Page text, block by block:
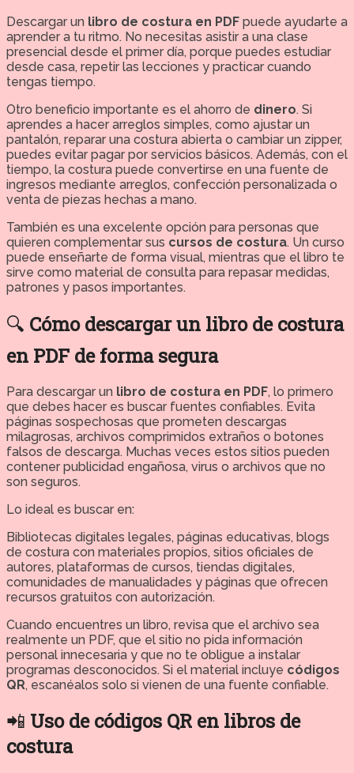
Descargar un libro de costura en PDF puede ayudarte a
aprender a tu ritmo. No necesitas asistir a una clase
presencial desde el primer día, porque puedes estudiar
desde casa, repetir las lecciones y practicar cuando
tengas tiempo.
Otro beneficio importante es el ahorro de dinero. Si
aprendes a hacer arreglos simples, como ajustar un
pantalón, reparar una costura abierta o cambiar un zipper,
puedes evitar pagar por servicios básicos. Además, con el
tiempo, la costura puede convertirse en una fuente de
ingresos mediante arreglos, confección personalizada o
venta de piezas hechas a mano.
También es una excelente opción para personas que
quieren complementar sus cursos de costura. Un curso
puede enseñarte de forma visual, mientras que el libro te
sirve como material de consulta para repasar medidas,
patrones y pasos importantes.
🔍 Cómo descargar un libro de costura
en PDF de forma segura
Para descargar un libro de costura en PDF, lo primero
que debes hacer es buscar fuentes confiables. Evita
páginas sospechosas que prometen descargas
milagrosas, archivos comprimidos extraños o botones
falsos de descarga. Muchas veces estos sitios pueden
contener publicidad engañosa, virus o archivos que no
son seguros.
Lo ideal es buscar en:
Bibliotecas digitales legales, páginas educativas, blogs
de costura con materiales propios, sitios oficiales de
autores, plataformas de cursos, tiendas digitales,
comunidades de manualidades y páginas que ofrecen
recursos gratuitos con autorización.
Cuando encuentres un libro, revisa que el archivo sea
realmente un PDF, que el sitio no pida información
personal innecesaria y que no te obligue a instalar
programas desconocidos. Si el material incluye códigos
QR, escanéalos solo si vienen de una fuente confiable.
📲 Uso de códigos QR en libros de
costura